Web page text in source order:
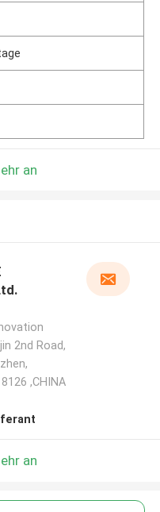
an
2nd Road,
,CHINA
an